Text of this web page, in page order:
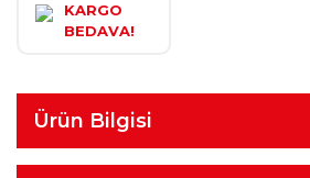
KARGO
BEDAVA!
Ürün Bilgisi